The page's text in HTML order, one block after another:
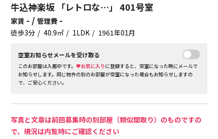
牛込神楽坂 「レトロな…」 401号室
家賃 - /管理費 -
徒歩3分 40.9㎡ 1LDK 1961年01月
空室お知らせメールを受け取る
このお部屋は入居中です。♥お気に入り に登録すると、空室になった時にメールで
お知らせします。同じ物件の別のお部屋が空室になった場合もお知らせしますの
で、ご安心ください。
写真と文章は前回募集時の別部屋（類似間取り）のものですの
で、現況は内覧時にご確認ください